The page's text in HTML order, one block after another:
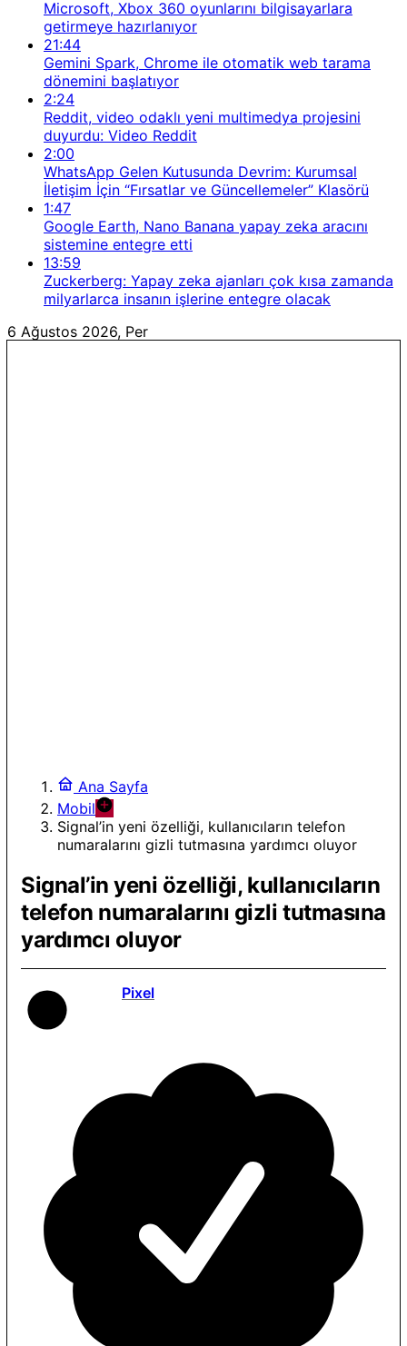
Microsoft, Xbox 360 oyunlarını bilgisayarlara
getirmeye hazırlanıyor
21:44
Gemini Spark, Chrome ile otomatik web tarama
dönemini başlatıyor
2:24
Reddit, video odaklı yeni multimedya projesini
duyurdu: Video Reddit
2:00
WhatsApp Gelen Kutusunda Devrim: Kurumsal
İletişim İçin “Fırsatlar ve Güncellemeler” Klasörü
1:47
Google Earth, Nano Banana yapay zeka aracını
sistemine entegre etti
13:59
Zuckerberg: Yapay zeka ajanları çok kısa zamanda
milyarlarca insanın işlerine entegre olacak
6 Ağustos 2026, Per
Ana Sayfa
Mobil
Signal’in yeni özelliği, kullanıcıların telefon
numaralarını gizli tutmasına yardımcı oluyor
Signal’in yeni özelliği, kullanıcıların
telefon numaralarını gizli tutmasına
yardımcı oluyor
Pixel